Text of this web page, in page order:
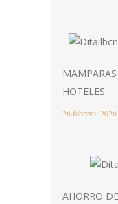
HOTELES.
26 febrero, 2026
AHORRO